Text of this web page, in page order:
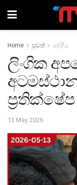
Home පුවත් දේශීය
ලිංගික
13 May 2026